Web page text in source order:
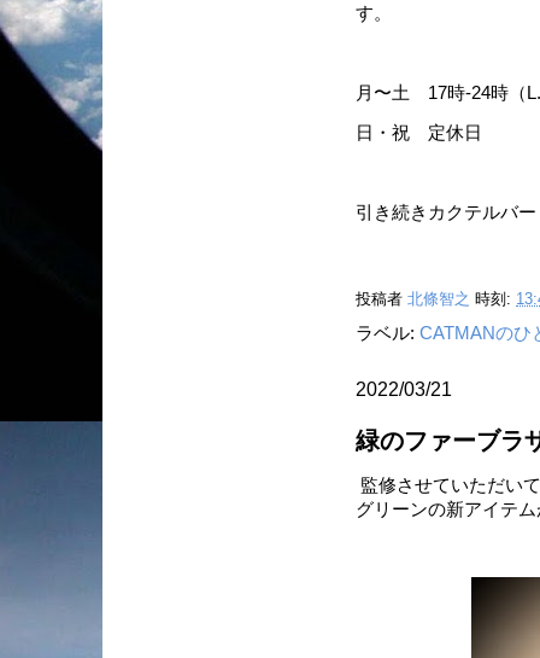
す。
月〜土 17時-24時（
日・祝 定休日
引き続きカクテルバ
投稿者 北條智之 時刻:
ラベル: CATMANのひ
2022/03/21
緑のファーブラ
監修させていただい
グリーンの新アイテ